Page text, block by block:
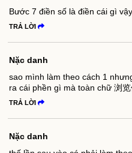
Bước 7 điền số là điền cái gì
TRẢ LỜI
Nặc danh
sao mình làm theo cách 1
ra cái phền gì mà toàn chữ 浏
TRẢ LỜI
Nặc danh